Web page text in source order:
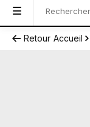
Retour Accueil